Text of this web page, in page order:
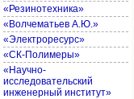
«Резинотехника»
«Волчематьев А.Ю.»
«Электроресурс»
«СК-Полимеры»
«Научно-
исследовательский
инженерный институт»